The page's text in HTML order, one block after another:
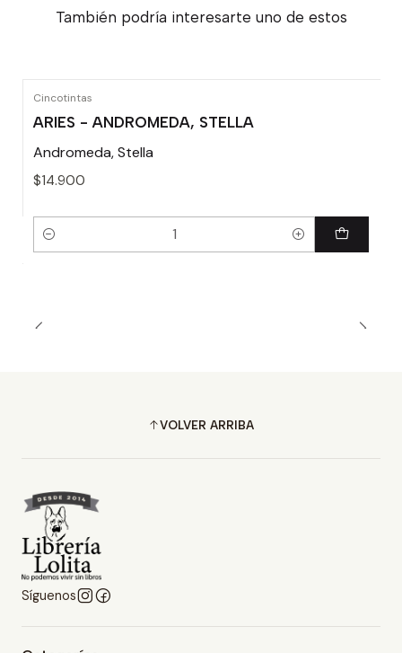
También podría interesarte uno de estos
Cincotintas
ARIES - ANDROMEDA, STELLA
Andromeda, Stella
$14.900
Cantidad
VOLVER ARRIBA
Síguenos